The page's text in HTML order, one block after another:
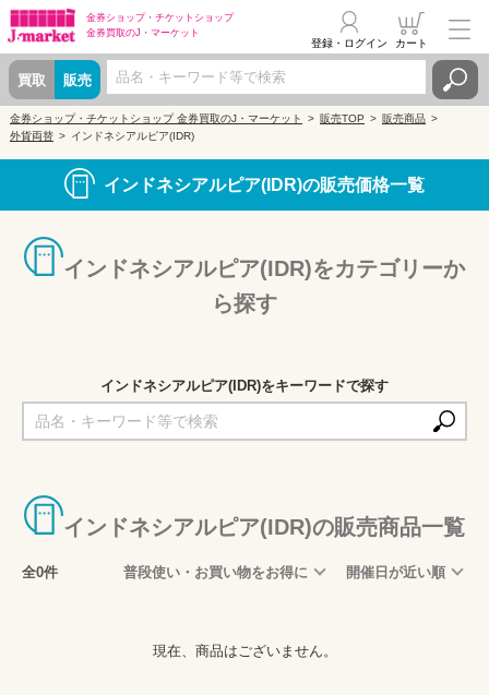
金券ショップ・ チケットショップ
金券買取のJ・マーケット
買取 販売
登録・ログイン カート
金券ショップ・チケットショップ 金券買取のJ・マーケット 販売TOP
販売商品
外貨両替
インドネシアルピア(IDR)
インドネシアルピア(IDR)の販売価格一覧
インドネシアルピア(IDR)をカテゴリーか
ら探す
インドネシアルピア(IDR)をキーワードで探す
インドネシアルピア(IDR)の販売商品一覧
全0件 普段使い・お買い物をお得に 開催日が近い順
現在、商品はございません。